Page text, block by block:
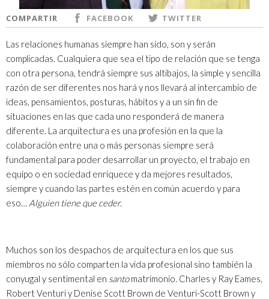
COMPARTIR FACEBOOK TWITTER
Las relaciones humanas siempre han sido, son y serán
complicadas. Cualquiera que sea el tipo de relación que se tenga
con otra persona, tendrá siempre sus altibajos, la simple y sencilla
razón de ser diferentes nos hará y nos llevará al intercambio de
ideas, pensamientos, posturas, hábitos y a un sin fin de
situaciones en las que cada uno responderá de manera
diferente. La arquitectura es una profesión en la que la
colaboración entre una o más personas siempre será
fundamental para poder desarrollar un proyecto, el trabajo en
equipo o en sociedad enriquece y da mejores resultados,
siempre y cuando las partes estén en común acuerdo y para
eso… Alguien tiene que ceder.
Muchos son los despachos de arquitectura en los que sus
miembros no sólo comparten la vida profesional sino también la
conyugal y sentimental en santomatrimonio. Charles y Ray Eames,
Robert Venturi y Denise Scott Brown de Venturi-Scott Brown y